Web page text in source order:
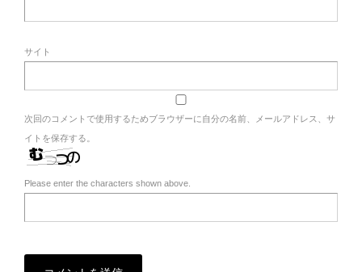
サイト
次回のコメントで使用するためブラウザーに自分の名前、メールアドレス、サ
イトを保存する。
Please enter the characters shown above.